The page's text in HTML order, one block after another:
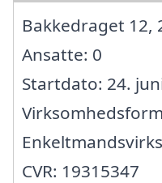
Bakkedraget 12,
Ansatte: 0
Startdato: 24.
CVR: 19315347